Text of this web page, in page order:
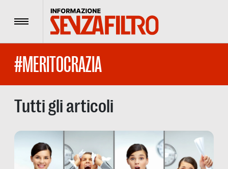
Menu
#MERITOCRAZIA
Tutti gli articoli